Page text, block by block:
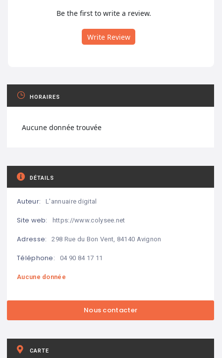
Be the first to write a review.
Write Review
HORAIRES
Aucune donnée trouvée
DÉTAILS
Auteur: L'annuaire digital
Site web: https://www.colysee.net
Adresse: 298 Rue du Bon Vent, 84140 Avignon
Téléphone: 04 90 84 17 11
Aucune donnée
CARTE